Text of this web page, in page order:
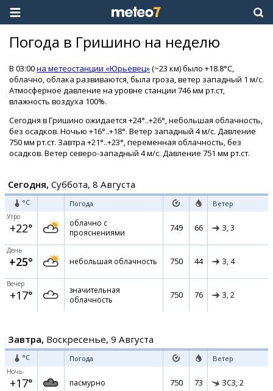
Погода в Гришино на неделю
В 03:00на метеостанции «Юрьевец»(~23 км) было +18.8°C,
облачно, облака развиваются, была гроза, ветер западный 1 м/с.
Атмосферное давление на уровне станции 746 мм рт.ст,
влажность воздуха 100%.
Сегодня в Гришино ожидается +24°..+26°, небольшая облачность,
без осадков. Ночью +16°..+18°. Ветер западный 4 м/с. Давление
750 мм рт.ст. Завтра +21°..+23°, переменная облачность, без
осадков. Ветер северо-западный 4 м/с. Давление 751 мм рт.ст.
Сегодня, Суббота, 8 Августа
°C Погода Ветер
Утро
+22°
облачно с
прояснениями
749 66 З, 3
День
+25° небольшая облачность 750 44 З, 4
Вечер
+17°
значительная
облачность
750 76 З, 2
Завтра, Воскресенье, 9 Августа
°C Погода Ветер
Ночь
+17° пасмурно 750 73 ЗСЗ, 2